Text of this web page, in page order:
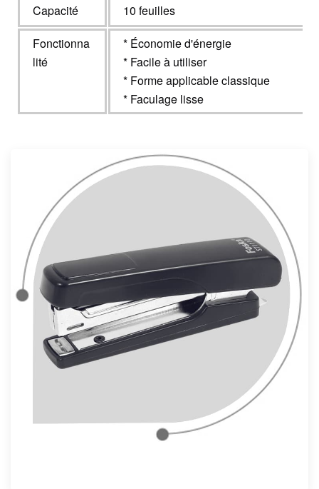
Capacité
10 feuilles
Fonctionna
lité
* Économie d'énergie
* Facile à utiliser
* Forme applicable classique
* Faculage lisse